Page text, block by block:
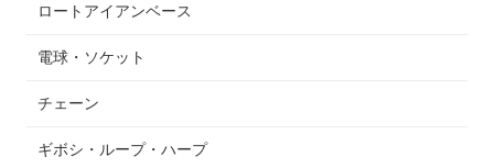
ロートアイアンベース
電球・ソケット
チェーン
ギボシ・ループ・ハープ